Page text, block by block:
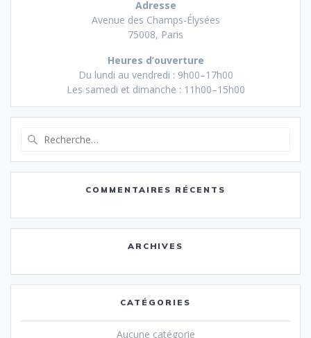
Adresse
Avenue des Champs-Élysées
75008, Paris
Heures d’ouverture
Du lundi au vendredi : 9h00–17h00
Les samedi et dimanche : 11h00–15h00
:
COMMENTAIRES RÉCENTS
ARCHIVES
CATÉGORIES
Aucune catégorie